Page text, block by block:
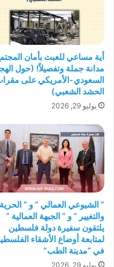
أية مساعي للعبث بأمان
مدانة جملة وتفصيلاً! (حول
السعودي-الأمريكي على
الحشد الشعبي)
يوليو 29, 2026
” الشيوعي العمالي ” و ” الحرية
والتغيير ” و ” الجبهة العمالية ”
يلتقون سفيرة دولة فلسطين
لمتابعة أوضاع الأشقاء
في “مدينة الطب”
يوليو 29, 2026